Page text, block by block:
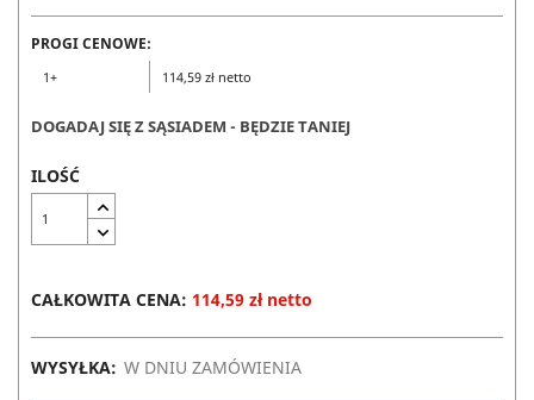
PROGI CENOWE:
1+ 114,59 zł netto
DOGADAJ SIĘ Z SĄSIADEM - BĘDZIE TANIEJ
ILOŚĆ
CAŁKOWITA CENA: 114,59 zł netto
WYSYŁKA: W DNIU ZAMÓWIENIA